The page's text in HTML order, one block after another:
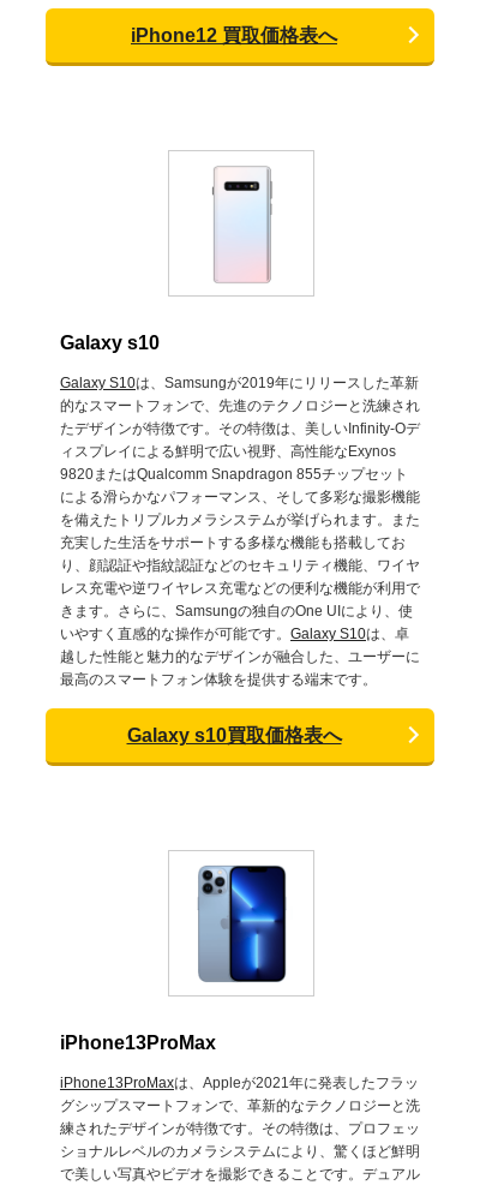
iPhone12 買取価格表へ
Galaxy s10
Galaxy S10は、Samsungが2019年にリリースした革新
的なスマートフォンで、先進のテクノロジーと洗練され
たデザインが特徴です。その特徴は、美しいInfinity-Oデ
ィスプレイによる鮮明で広い視野、高性能なExynos
9820またはQualcomm Snapdragon 855チップセット
による滑らかなパフォーマンス、そして多彩な撮影機能
を備えたトリプルカメラシステムが挙げられます。また
充実した生活をサポートする多様な機能も搭載してお
り、顔認証や指紋認証などのセキュリティ機能、ワイヤ
レス充電や逆ワイヤレス充電などの便利な機能が利用で
きます。さらに、Samsungの独自のOne UIにより、使
いやすく直感的な操作が可能です。 Galaxy S10は、卓
越した性能と魅力的なデザインが融合した、ユーザーに
最高のスマートフォン体験を提供する端末です。
Galaxy s10買取価格表へ
iPhone13ProMax
iPhone13ProMaxは、Appleが2021年に発表したフラッ
グシップスマートフォンで、革新的なテクノロジーと洗
練されたデザインが特徴です。その特徴は、プロフェッ
ショナルレベルのカメラシステムにより、驚くほど鮮明
で美しい写真やビデオを撮影できることです。デュアル